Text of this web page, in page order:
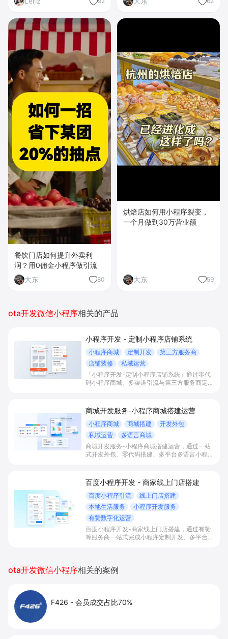
餐饮门店如何提升外卖利
润？用0佣金小程序做引流
大东
80
烘焙店如何用小程序裂变，
一个月做到30万营业额
大东 59
ota开发微信小程序相关的产品
小程序开发 - 定制小程序店铺系统
小程序商城 定制开发
第三方服务商
店铺装修
私域运营
「小程序开发-定制小程序店铺系统」通过零代
码小程序商城、多渠道引流与第三方服务商定制
私域运营场景，提升获客与复购，实现线上生意
增长。
商城开发服务-小程序商城搭建运营
小程序商城 商城搭建
开发外包
私域运营
多语言商城
商城开发服务-小程序商城搭建运营，通过一站
式开发外包、零代码搭建、多平台多语言小程序
实现低成本获客、提升复购与业绩增长。
百度小程序开发 - 商家线上门店搭建
百度小程序引流
线上门店搭建
本地生活服务
小程序开发服务
有赞数字化运营
百度小程序开发-商家线上门店搭建，通过有赞
等服务商一站式完成小程序定制开发、多平台联
ota开发微信小程序相关的案例
F426 - 会员成交占比70%